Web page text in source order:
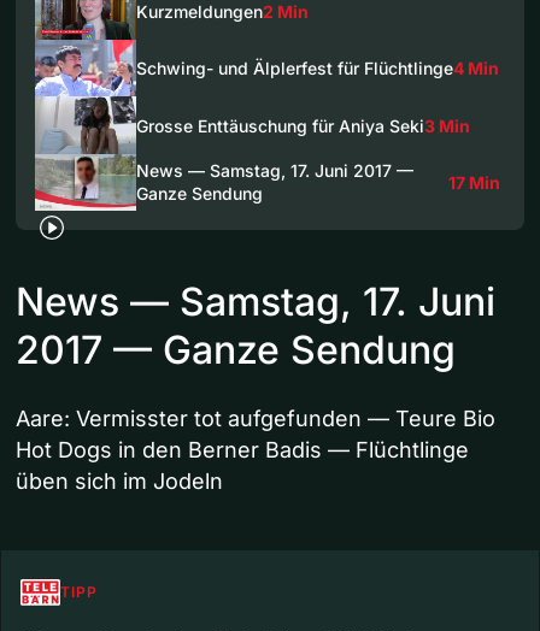
Kurzmeldungen2 Min
Schwing- und Älplerfest für Flüchtlinge4 Min
Grosse Enttäuschung für Aniya Seki3 Min
News — Samstag, 17. Juni 2017 —
Ganze Sendung
17 Min
News — Samstag, 17. Juni
2017 — Ganze Sendung
Aare: Vermisster tot aufgefunden — Teure Bio
Hot Dogs in den Berner Badis — Flüchtlinge
üben sich im Jodeln
TIPP